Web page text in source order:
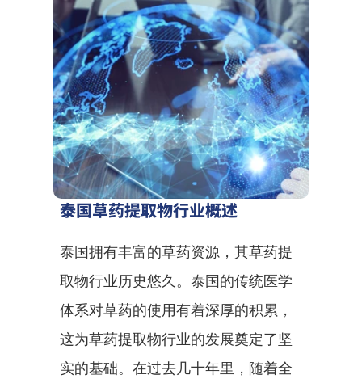
泰国草药提取物行业概述
泰国拥有丰富的草药资源，其草药提
取物行业历史悠久。泰国的传统医学
体系对草药的使用有着深厚的积累，
这为草药提取物行业的发展奠定了坚
实的基础。在过去几十年里，随着全